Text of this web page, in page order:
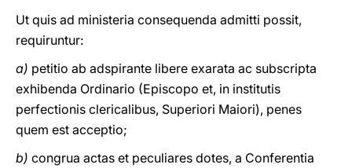
Ut quis ad ministeria consequenda admitti possit,
requiruntur:
a) petitio ab adspirante libere exarata ac subscripta
exhibenda Ordinario (Episcopo et, in institutis
perfectionis clericalibus, Superiori Maiori), penes
quem est acceptio;
b) congrua actas et peculiares dotes, a Conferentia